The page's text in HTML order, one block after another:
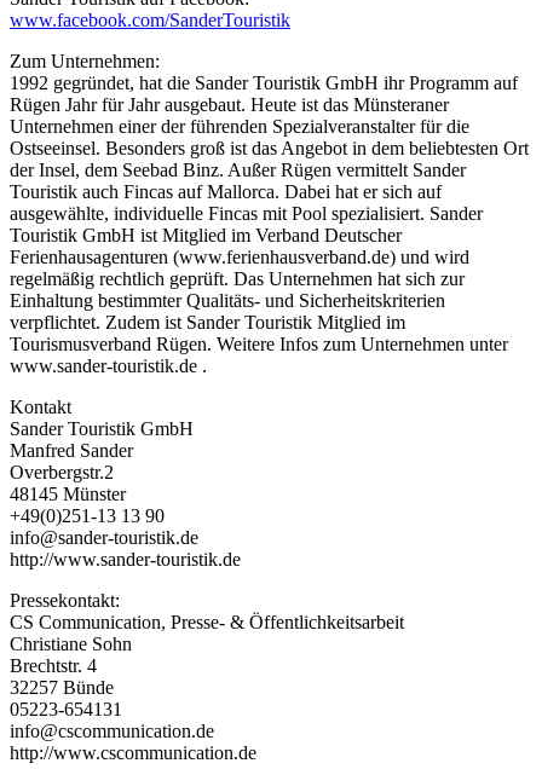
www.facebook.com/SanderTouristik
Zum Unternehmen:
1992 gegründet, hat die Sander Touristik GmbH ihr Programm auf
Rügen Jahr für Jahr ausgebaut. Heute ist das Münsteraner
Unternehmen einer der führenden Spezialveranstalter für die
Ostseeinsel. Besonders groß ist das Angebot in dem beliebtesten Ort
der Insel, dem Seebad Binz. Außer Rügen vermittelt Sander
Touristik auch Fincas auf Mallorca. Dabei hat er sich auf
ausgewählte, individuelle Fincas mit Pool spezialisiert. Sander
Touristik GmbH ist Mitglied im Verband Deutscher
Ferienhausagenturen (www.ferienhausverband.de) und wird
regelmäßig rechtlich geprüft. Das Unternehmen hat sich zur
Einhaltung bestimmter Qualitäts- und Sicherheitskriterien
verpflichtet. Zudem ist Sander Touristik Mitglied im
Tourismusverband Rügen. Weitere Infos zum Unternehmen unter
www.sander-touristik.de .
Kontakt
Sander Touristik GmbH
Manfred Sander
Overbergstr.2
48145 Münster
+49(0)251-13 13 90
info@sander-touristik.de
http://www.sander-touristik.de
Pressekontakt:
CS Communication, Presse- & Öffentlichkeitsarbeit
Christiane Sohn
Brechtstr. 4
32257 Bünde
05223-654131
info@cscommunication.de
http://www.cscommunication.de